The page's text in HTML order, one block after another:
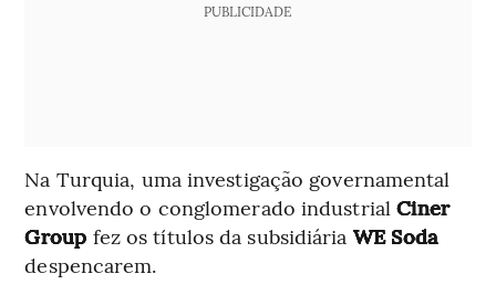
PUBLICIDADE
Na Turquia, uma investigação governamental
envolvendo o conglomerado industrialCiner
Group fez os títulos da subsidiária WE Soda
despencarem.